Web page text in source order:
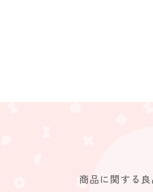
商品に関する